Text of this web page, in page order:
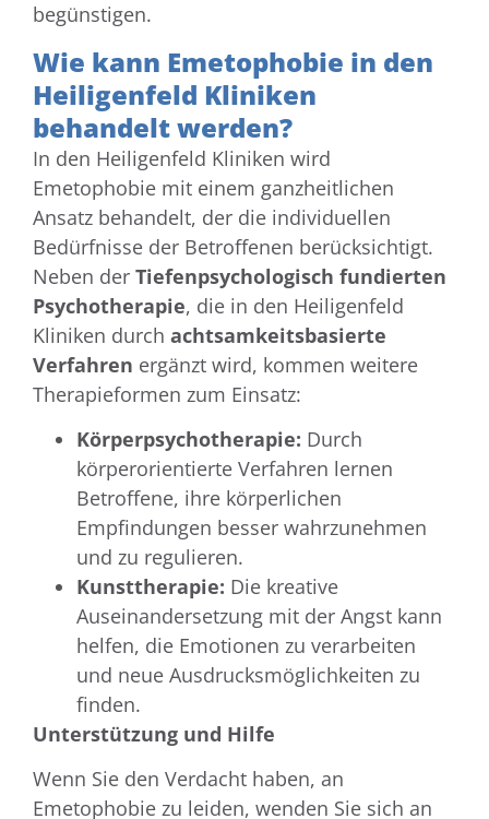
begünstigen.
Wie kann Emetophobie in den
Heiligenfeld Kliniken
behandelt werden?
In den Heiligenfeld Kliniken wird
Emetophobie mit einem ganzheitlichen
Ansatz behandelt, der die individuellen
Bedürfnisse der Betroffenen berücksichtigt.
Neben der Tiefenpsychologisch fundierten
Psychotherapie, die in den Heiligenfeld
Kliniken durch achtsamkeitsbasierte
Verfahren ergänzt wird, kommen weitere
Therapieformen zum Einsatz:
Körperpsychotherapie: Durch
körperorientierte Verfahren lernen
Betroffene, ihre körperlichen
Empfindungen besser wahrzunehmen
und zu regulieren.
Kunsttherapie: Die kreative
Auseinandersetzung mit der Angst kann
helfen, die Emotionen zu verarbeiten
und neue Ausdrucksmöglichkeiten zu
finden.
Unterstützung und Hilfe
Wenn Sie den Verdacht haben, an
Emetophobie zu leiden, wenden Sie sich an